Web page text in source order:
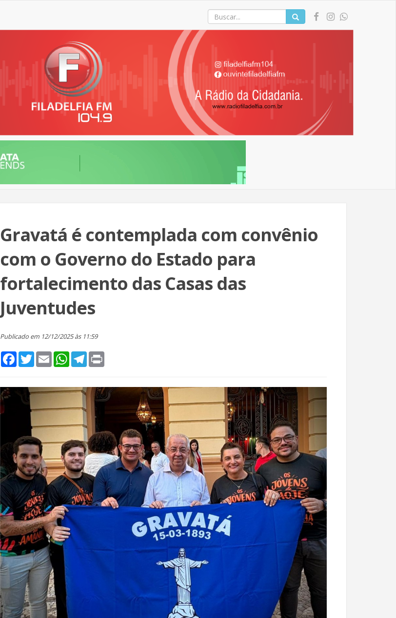
Gravatá é contemplada com convênio
com o Governo do Estado para
fortalecimento das Casas das
Juventudes
Publicado em 12/12/2025 às 11:59
FacebookTwitterEmail WhatsApp
Telegram